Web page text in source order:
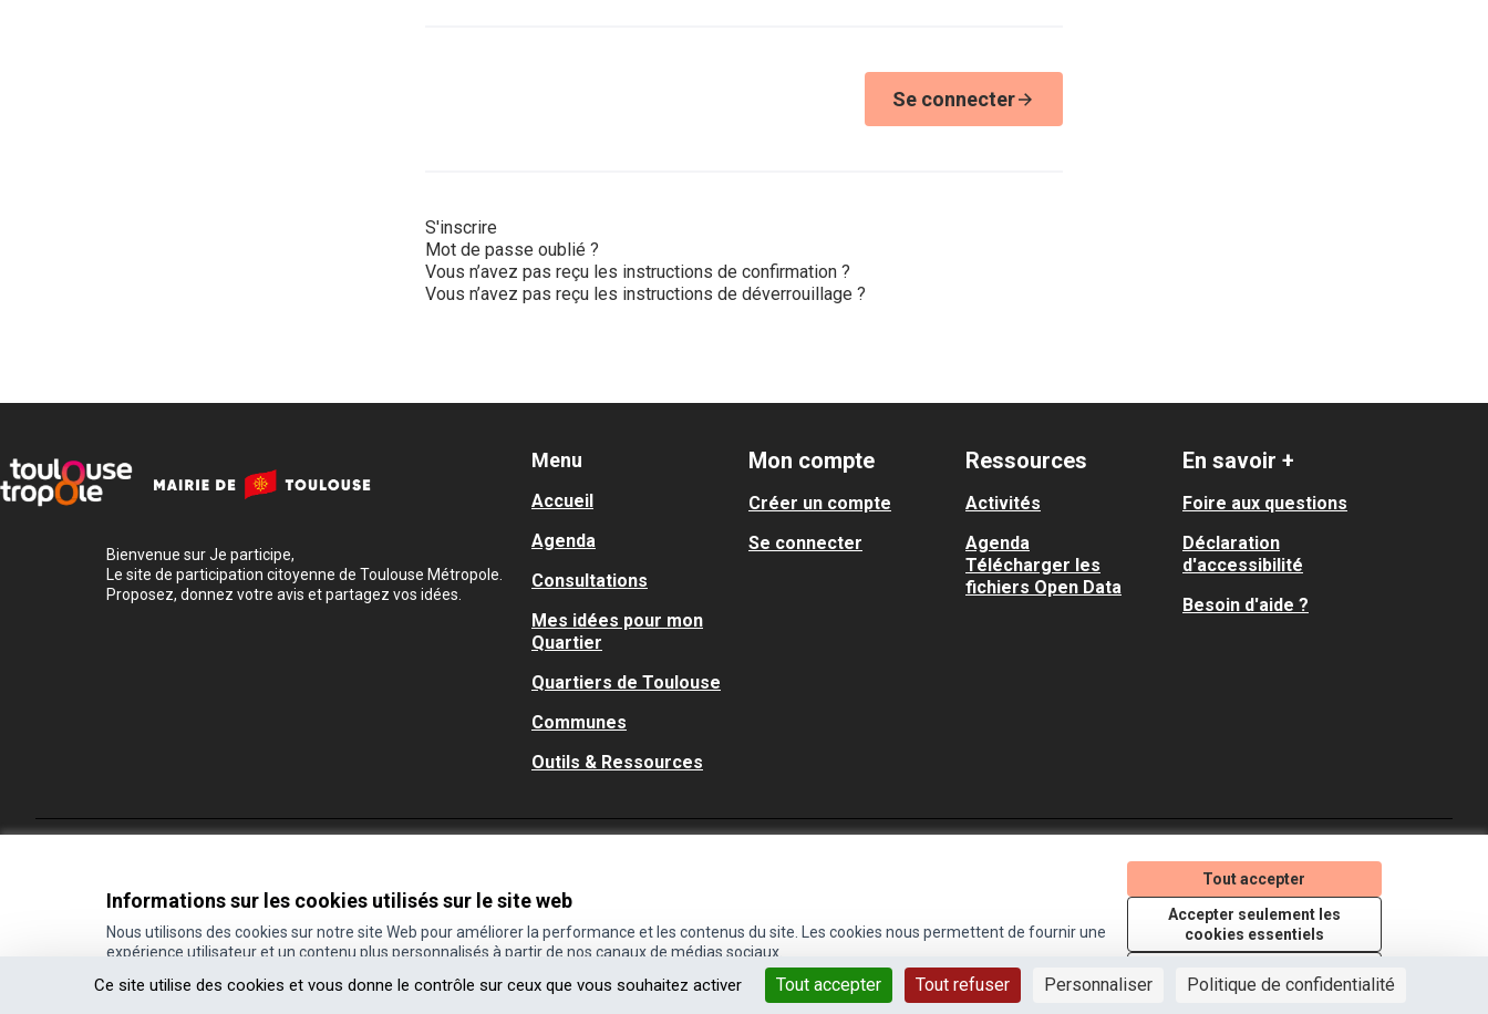
Ce site utilise des cookies et vous donne le contrôle sur ceux que vous souhaitez activer Tout accepter Tout refuser Personnaliser Politique de confidentialité
Informations sur les cookies utilisés sur le site web
Nous utilisons des cookies sur notre site Web pour améliorer la performance et les contenus du site. Les cookies nous permettent de fournir une
expérience utilisateur et un contenu plus personnalisés à partir de nos canaux de médias sociaux.
Tout accepter
Accepter seulement les
cookies essentiels
Se connecter
S'inscrire
Mot de passe oublié ?
Vous n’avez pas reçu les instructions de confirmation ?
Vous n’avez pas reçu les instructions de déverrouillage ?
Bienvenue sur Je participe,
Le site de participation citoyenne de Toulouse Métropole.
Proposez, donnez votre avis et partagez vos idées.
Menu
Accueil
Agenda
Consultations
Mes idées pour mon
Quartier
Quartiers de Toulouse
Communes
Outils & Ressources
Mon compte
Créer un compte
Se connecter
Ressources
Activités
Agenda
Télécharger les
fichiers Open Data
En savoir +
Foire aux questions
Déclaration
d'accessibilité
Besoin d'aide ?
(Lien externe)
(Lien externe)
(Lien externe)
(Lien externe)
Site réalisé grâce aulogiciel libre Decidim
(Lien externe)
.
Licence Creative
(Lien externe)